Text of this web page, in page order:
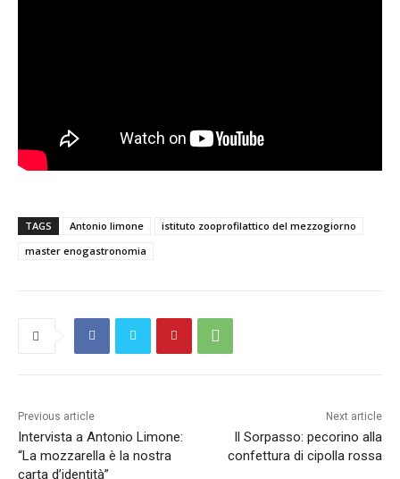
TAGS Antonio limone
istituto zooprofilattico del mezzogiorno
master enogastronomia
Previous article
Intervista a Antonio Limone:
“La mozzarella è la nostra
carta d’identità”
Next article
Il Sorpasso: pecorino alla
confettura di cipolla rossa